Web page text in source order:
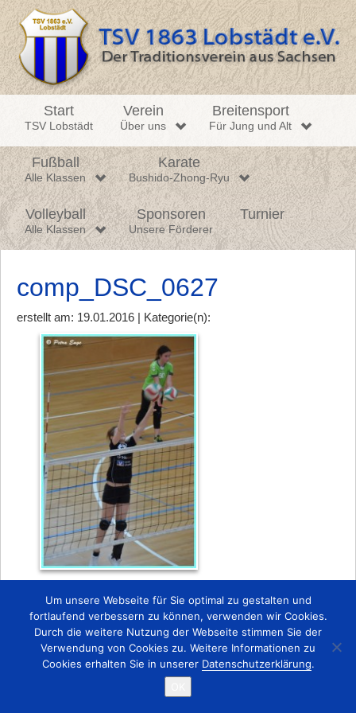
Start
TSV Lobstädt
Verein
Über uns
Breitensport
Für Jung und Alt
Fußball
Alle Klassen
Karate
Bushido-Zhong-Ryu
Volleyball
Alle Klassen
Sponsoren
Unsere Förderer
Turnier
comp_DSC_0627
erstellt am: 19.01.2016 | Kategorie(n):
Zurück
Startseite Kontakt Impressum
Copyright © 2015 TSV 1863 Lobstädt e.V.
Um unsere Webseite für Sie optimal zu gestalten und
fortlaufend verbessern zu können, verwenden wir Cookies.
Durch die weitere Nutzung der Webseite stimmen Sie der
Verwendung von Cookies zu. Weitere Informationen zu
Cookies erhalten Sie in unserer Datenschutzerklärung.